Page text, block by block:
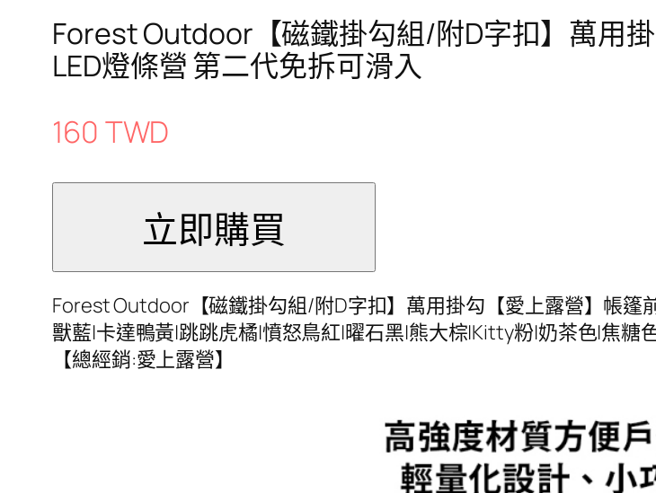
Forest Outdoor【磁鐵掛勾組/附D字扣】萬用
LED燈條營 第二代免拆可滑入
160 TWD
Forest Outdoor【磁鐵掛勾組/附D字扣】萬用掛勾【愛上露營】帳篷
獸藍|卡達鴨黃|跳跳虎橘|憤怒鳥紅|曜石黑|熊大棕|Kitty粉|奶茶色|焦
【總經銷:愛上露營】